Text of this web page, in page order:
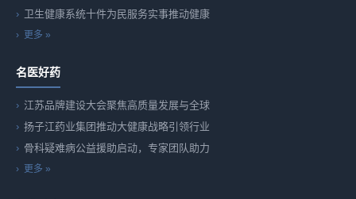
卫生健康系统十件为民服务实事推动健康
更多 »
名医好药
江苏品牌建设大会聚焦高质量发展与全球
扬子江药业集团推动大健康战略引领行业
骨科疑难病公益援助启动，专家团队助力
更多 »